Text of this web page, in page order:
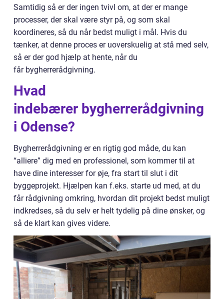
Samtidig så er der ingen tvivl om, at der er mange
processer, der skal være styr på, og som skal
koordineres, så du når bedst muligt i mål. Hvis du
tænker, at denne proces er uoverskuelig at stå med selv,
så er der god hjælp at hente, når du
får bygherrerådgivning.
Hvad
indebærer bygherrerådgivning
i Odense?
Bygherrerådgivning er en rigtig god måde, du kan
“alliere” dig med en professionel, som kommer til at
have dine interesser for øje, fra start til slut i dit
byggeprojekt. Hjælpen kan f.eks. starte ud med, at du
får rådgivning omkring, hvordan dit projekt bedst muligt
indkredses, så du selv er helt tydelig på dine ønsker, og
så de klart kan gives videre.